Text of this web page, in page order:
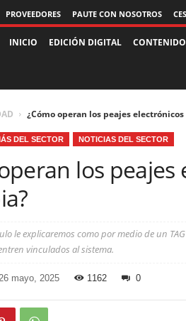
PROVEEDORES PAUTE CON NOSOTROS
i
s
t
a
INICIO EDICIÓN DIGITAL
¿Cómo operan los peajes
DEL SECTOR NOTICIAS DEL SECTOR
los peajes
le explicaremos como por medio de un
vinculados al sistema.
mayo, 2025 1162 0